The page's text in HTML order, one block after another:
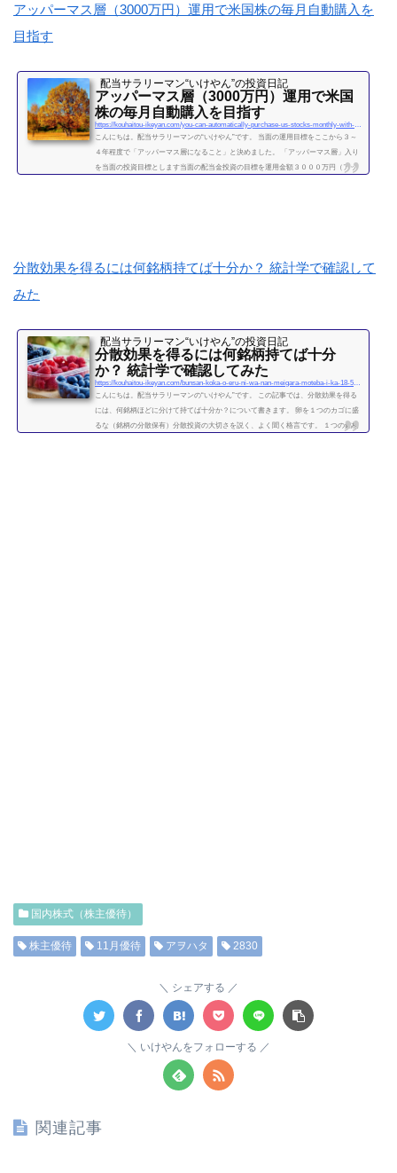
続きを読む
アッパーマス層（3000万円）運用で米国株の毎月自動購入を
目指す
配当サラリーマン“いけやん”の投資日記 ​
アッパーマス層（3000万円）運用で米国
株の毎月自動購入を目指す
https://kouhaitou-ikeyan.com/you-can-automatically-purchase-us-stocks-monthly-with-upper-mass-management
こんにちは。配当サラリーマンの“いけやん”です。 当面の運用目標をここから３～
４年程度で「アッパーマス層になること」と決めました。 「アッパーマス層」入り
を当面の投資目標とします当面の配当金投資の目標を運用金額３０００万円（アッ
分散効果を得るには何銘柄持てば十分か？ 統計学で確認して
みた
配当サラリーマン“いけやん”の投資日記 ​
分散効果を得るには何銘柄持てば十分
か？ 統計学で確認してみた
https://kouhaitou-ikeyan.com/bunsan-koka-o-eru-ni-wa-nan-meigara-moteba-i-ka-18-5000-how-many-stocks-should-i-have-for-the-diversification-effect
こんにちは。配当サラリーマンの“いけやん”です。 この記事では、分散効果を得る
には、何銘柄ほどに分けて持てば十分か？について書きます。 卵を１つのカゴに盛
るな（銘柄の分散保有）分散投資の大切さを説く、よく聞く格言です。 １つの銘柄
国内株式（株主優待）
株主優待 11月優待 アヲハタ 2830
シェアする
いけやんをフォローする
関連記事